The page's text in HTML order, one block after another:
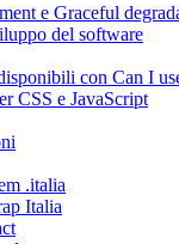
e Graceful
del software
con Can I
CSS e JavaScript
.italia
Italia